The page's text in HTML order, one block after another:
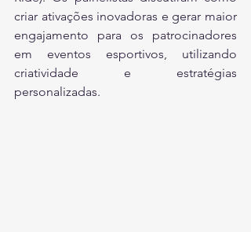
criar ativações inovadoras e gerar maior
engajamento para os patrocinadores
em eventos esportivos, utilizando
criatividade e estratégias
personalizadas.